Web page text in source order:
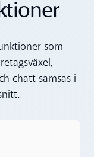
som
chatt samsas i